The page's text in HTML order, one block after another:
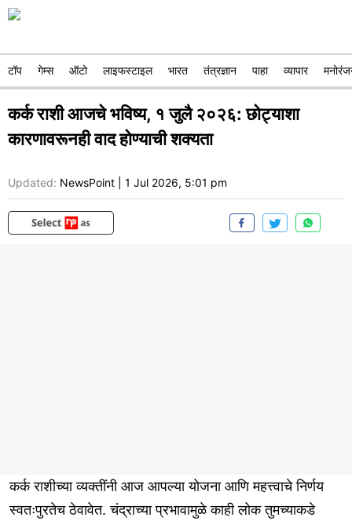
टॉप गेम्स ऑटो लाइफस्टाइल भारत तंत्रज्ञान पाहा व्यापार
कर्क राशी आजचे भविष्य, १ जुलै २०२६: छोट्याशा
कारणावरूनही वाद होण्याची शक्यता
Updated: NewsPoint 1 Jul 2026, 5:01 pm
कर्क राशीच्या व्यक्तींनी आज आपल्या योजना आणि महत्त्वाचे निर्णय
स्वतःपुरतेच ठेवावेत. चंद्राच्या प्रभावामुळे काही लोक तुमच्याकडे